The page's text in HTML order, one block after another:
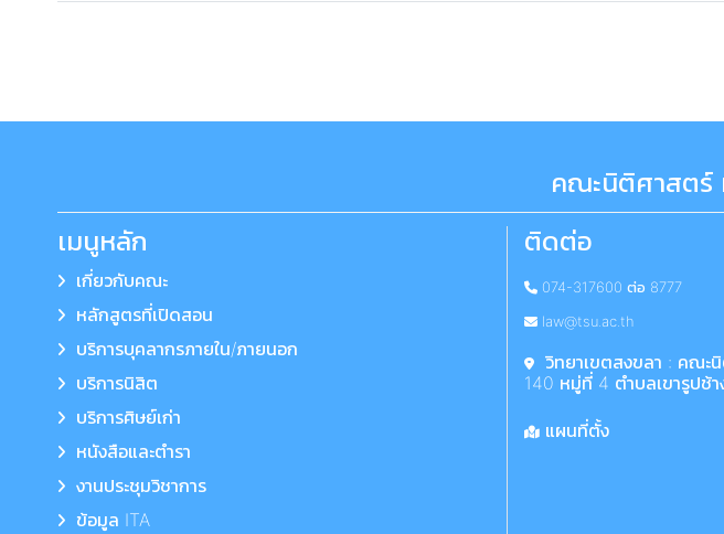
คณะนิติศาสตร์
เมนูหลัก
เกี่ยวกับคณะ
หลักสูตรที่เปิดสอน
บริการบุคลากรภายใน/ภายนอก
บริการนิสิต
บริการศิษย์เก่า
หนังสือและตำรา
งานประชุมวิชาการ
ข้อมูล ITA
ติดต่อ
074-317600 ต่อ 8777
law@tsu.ac.th
วิทยาเขตสงขลา : คณะ
140 หมู่ที่ 4 ตำบลเขารูปช้า
แผนที่ตั้ง